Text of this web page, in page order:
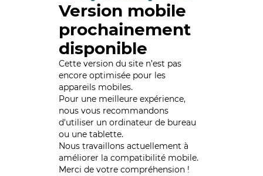
Version mobile
prochainement
disponible
Cette version du site n’est pas
encore optimisée pour les
appareils mobiles.
Pour une meilleure expérience,
nous vous recommandons
d'utiliser un ordinateur de bureau
ou une tablette.
Nous travaillons actuellement à
améliorer la compatibilité mobile.
Merci de votre compréhension !